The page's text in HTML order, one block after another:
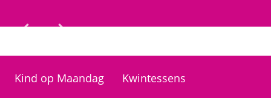
Menu
Kind op Maandag Kwintessens